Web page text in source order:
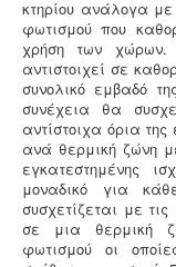
κτηρίου ανάλογα με
φωτισμού που
χρήση των
αντιστοιχεί σε
συνολικό εμβαδό
συνέχεια θα
αντίστοιχα όρια
ανά θερμική ζώνη
εγκατεστημένης
μοναδικό για
συσχετίζεται με
σε μια θερμική
φωτισμού οι